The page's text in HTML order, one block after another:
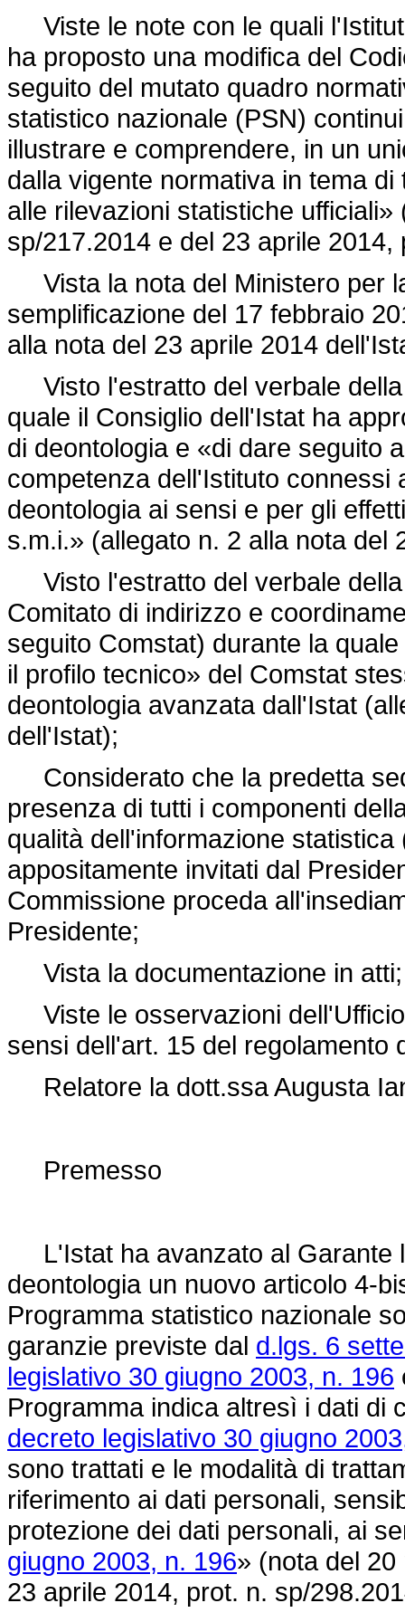
Viste le note con le quali
ha proposto una modifica del
seguito del mutato quadro
statistico nazionale (PSN)
illustrare e comprendere, in un
dalla vigente normativa in tema
alle rilevazioni statistiche
sp/217.2014 e del 23 aprile
Vista la nota del Ministero per
semplificazione del 17 febbraio
alla nota del 23 aprile 2014
Visto l'estratto del verbale
quale il Consiglio dell'Istat ha
di deontologia e «di dare seguito
competenza dell'Istituto connessi
deontologia ai sensi e per gli
s.m.i.» (allegato n. 2 alla nota del
Visto l'estratto del verbale
Comitato di indirizzo e
seguito Comstat) durante la
il profilo tecnico» del Comstat
deontologia avanzata dall'Istat
dell'Istat);
Considerato che la predetta
presenza di tutti i componenti
qualità dell'informazione
appositamente invitati dal
Commissione proceda
Presidente;
Vista la documentazione in atti;
Viste le osservazioni
sensi dell'art. 15 del regolamento
Relatore la dott.ssa Augusta
Premesso
L'Istat ha avanzato al Garante
deontologia un nuovo articolo 4-
Programma statistico nazionale
garanzie previste dal d.lgs. 6
legislativo 30 giugno 2003, n. 196
Programma indica altresì i dati di
decreto legislativo 30 giugno
sono trattati e le modalità di
riferimento ai dati personali,
protezione dei dati personali, ai
giugno 2003, n. 196» (nota del
23 aprile 2014, prot. n. sp/